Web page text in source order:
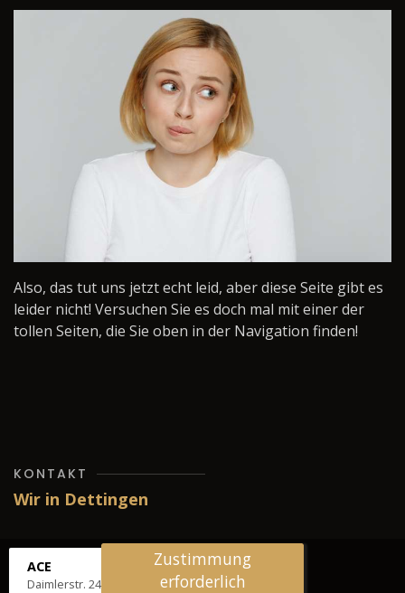
Also, das tut uns jetzt echt leid, aber diese Seite gibt es
leider nicht! Versuchen Sie es doch mal mit einer der
tollen Seiten, die Sie oben in der Navigation finden!
KONTAKT
Wir in Dettingen
ACE
Daimlerstr. 24, 72581 Dettingen
Zustimmung
erforderlich